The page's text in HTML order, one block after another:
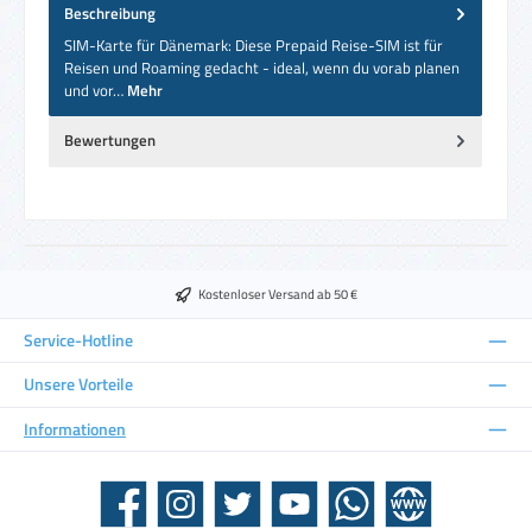
Beschreibung
SIM-Karte für Dänemark: Diese Prepaid Reise-SIM ist für
Reisen und Roaming gedacht - ideal, wenn du vorab planen
und vor… Mehr
Bewertungen
Kostenloser Versand ab 50 €
Service-Hotline
Unsere Vorteile
Informationen
Facebook Instagram Twitter YouTube WhatsApp Website